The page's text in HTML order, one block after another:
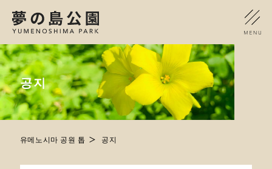
공지
유메노시마 공원 톱 공지